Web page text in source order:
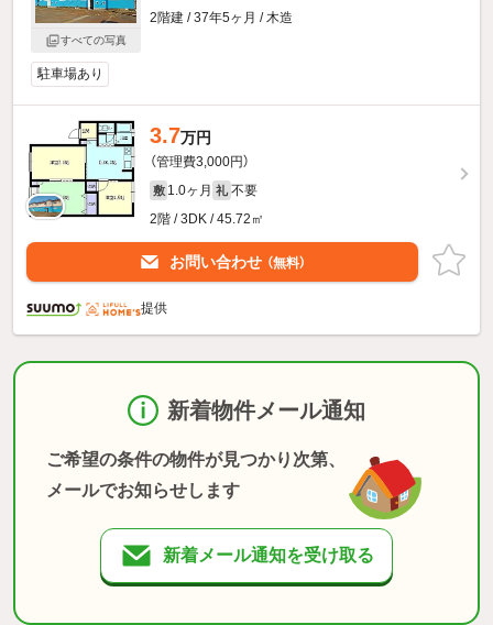
すべての写真
2階建 / 37年5ヶ月 / 木造
駐車場あり
3.7万円
（管理費3,000円）
敷 1.0ヶ月 礼 不要
2階 / 3DK / 45.72㎡
お問い合わせ （無料）
提供
新着物件メール通知
ご希望の条件の物件が見つかり次第、
メールでお知らせします
新着メール通知を受け取る